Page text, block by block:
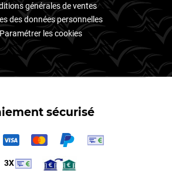
générales de ventes
des données personnelles
les cookies
sécurisé
3X